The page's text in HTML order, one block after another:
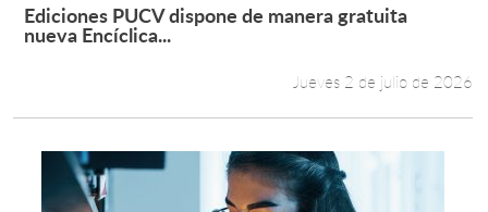
Leer más +
Ediciones PUCV dispone de manera gratuita
nueva Encíclica...
Jueves 2 de julio de 2026